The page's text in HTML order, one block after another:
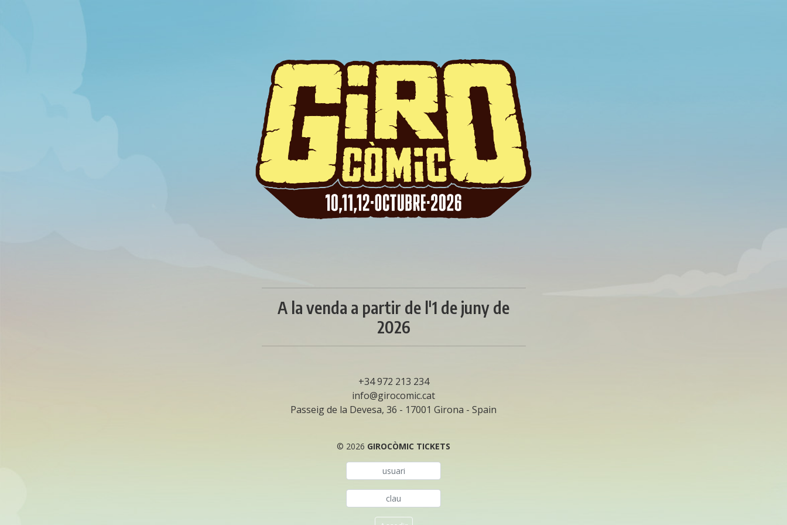
A la venda a partir de l'1 de juny de
2026
+34 972 213 234
info@girocomic.cat
Passeig de la Devesa, 36 - 17001 Girona - Spain
© 2026 GIROCÒMIC TICKETS